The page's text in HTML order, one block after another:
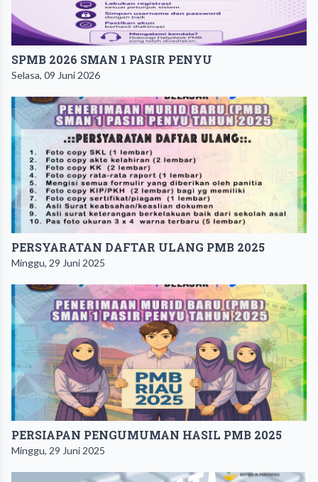
SPMB 2026 SMAN 1 PASIR PENYU
Selasa, 09 Juni 2026
PERSYARATAN DAFTAR ULANG PMB 2025
Minggu, 29 Juni 2025
PERSIAPAN PENGUMUMAN HASIL PMB 2025
Minggu, 29 Juni 2025